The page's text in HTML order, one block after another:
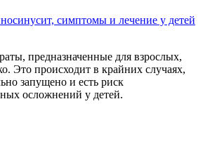
симптомы и лечение у детей
предназначенные для взрослых,
Это происходит в крайних случаях,
запущено и есть риск
осложнений у детей.